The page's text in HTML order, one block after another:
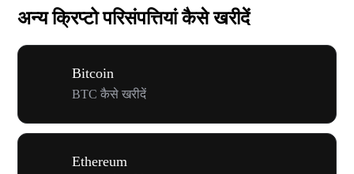
अन्य क्रिप्टो परिसंपत्तियां कैसे खरीदें
Bitcoin
BTC कैसे खरीदें
Ethereum